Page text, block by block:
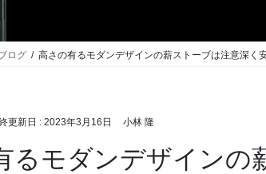
ログ 高さの有るモダンデザインの薪ストーブは注意深く
更新日 : 2023年3月16日 小林 隆
るモダンデザインの